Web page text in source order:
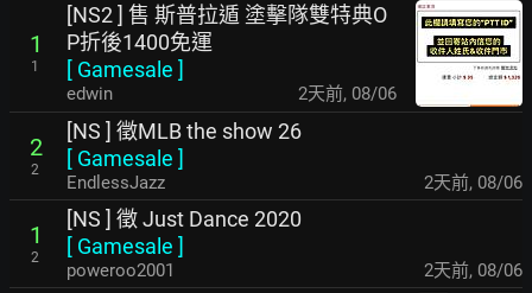
1
1
[NS2 ] 售 斯普拉遁 塗擊隊雙特典O
P折後1400免運
[ Gamesale ]
edwin 2天前, 08/06
2
2
[NS ] 徵MLB the show 26
[ Gamesale ]
EndlessJazz 2天前, 08/06
1
2
[NS ] 徵 Just Dance 2020
[ Gamesale ]
poweroo2001 2天前, 08/06